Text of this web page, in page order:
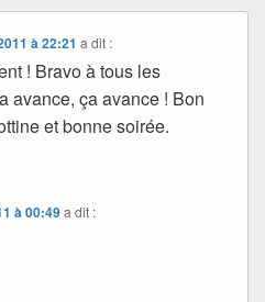
à 22:21 a dit :
! Bravo à tous les
avance, ça avance ! Bon
et bonne soirée.
à 00:49a dit :